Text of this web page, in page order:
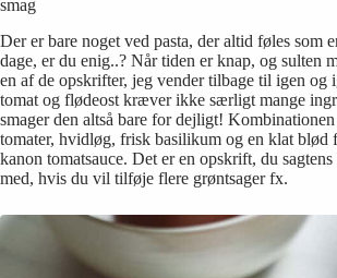
smag
Der er bare noget ved pasta, der altid føles som
dage, er du enig..? Når tiden er knap, og sulten
en af de opskrifter, jeg vender tilbage til igen og
tomat og flødeost kræver ikke særligt mange
smager den altså bare for dejligt!
tomater, hvidløg, frisk basilikum og en klat blød
kanon tomatsauce. Det er en opskrift, du
med, hvis du vil tilføje flere grøntsager fx.